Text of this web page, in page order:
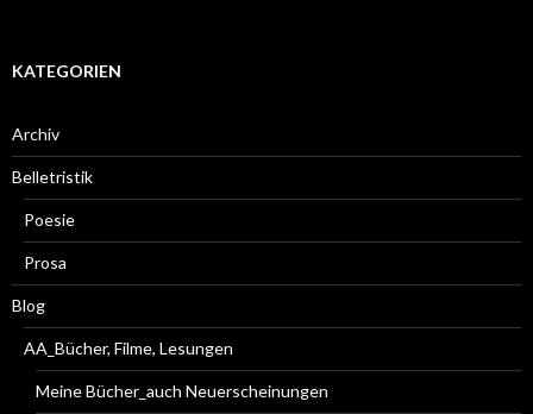
KATEGORIEN
Archiv
Belletristik
Poesie
Prosa
Blog
AA_Bücher, Filme, Lesungen
Meine Bücher_auch Neuerscheinungen